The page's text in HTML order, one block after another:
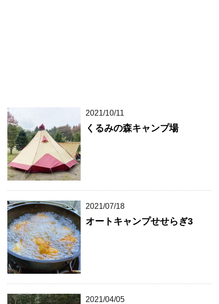
2021/10/11
くるみの森キャンプ場
2021/07/18
オートキャンプせせらぎ3
2021/04/05